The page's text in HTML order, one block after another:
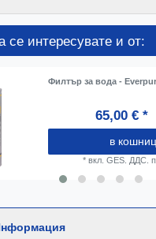
се интересувате и от:
Филтър за вода -
65,00 € *
в
* вкл. GES. ДДС.